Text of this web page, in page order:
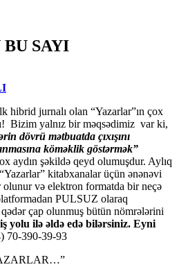
SAYI
hibrid jurnalı olan “Yazarlar”ın çox
Bizim yalnız bir məqsədimiz var ki,
dövrü mәtbuatda çıxışını
kömәklik göstәrmәk”
aydın şəkildə qeyd olumuşdur. Aylıq
kitabxanalar üçün ənənəvi
və elektron formatda bir neçə
PULSUZ olaraq
qədər çap olunmuş bütün nömrələrini
yolu ilə əldə edə bilərsiniz. Eyni
70-390-39-93